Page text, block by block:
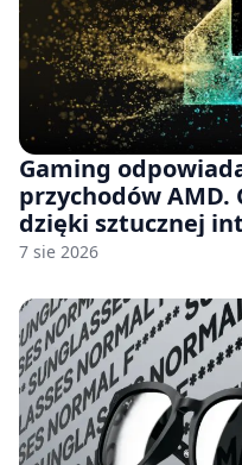
Gaming
przychodów
dzięki sztucznej
7 sie 2026